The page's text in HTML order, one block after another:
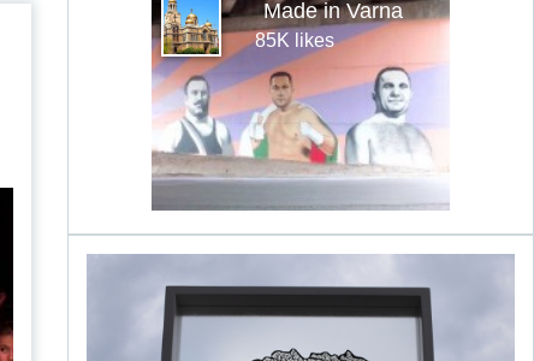
Made in Varna
85K likes